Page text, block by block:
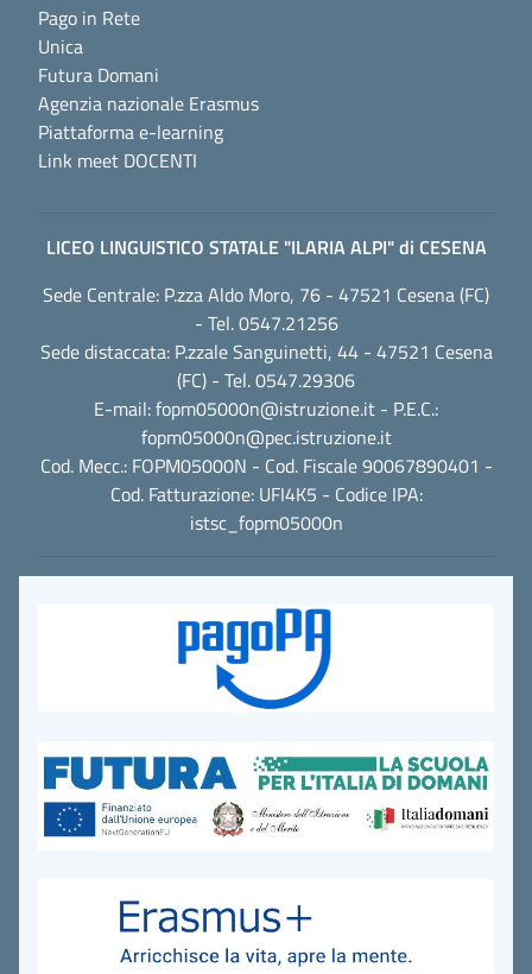
Pago in Rete
Unica
Futura Domani
Agenzia nazionale Erasmus
Piattaforma e-learning
Link meet DOCENTI
LICEO LINGUISTICO STATALE "ILARIA ALPI" di CESENA
Sede Centrale: P.zza Aldo Moro, 76 - 47521 Cesena (FC)
- Tel. 0547.21256
Sede distaccata: P.zzale Sanguinetti, 44 - 47521 Cesena
(FC) - Tel. 0547.29306
E-mail:fopm05000n@istruzione.it - P.E.C.:
fopm05000n@pec.istruzione.it
Cod. Mecc.: FOPM05000N - Cod. Fiscale 90067890401 -
Cod. Fatturazione: UFI4K5 - Codice IPA:
istsc_fopm05000n